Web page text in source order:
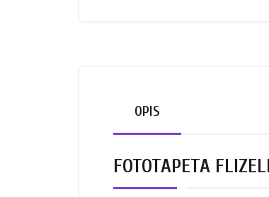
OPIS
FOTOTAPETA